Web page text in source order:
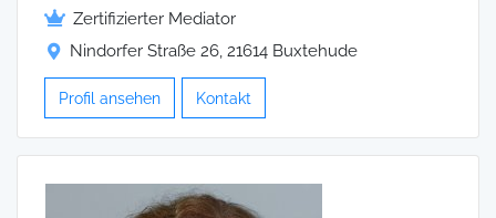
Zertifizierter Mediator
Nindorfer Straße 26, 21614 Buxtehude
Profil ansehen Kontakt